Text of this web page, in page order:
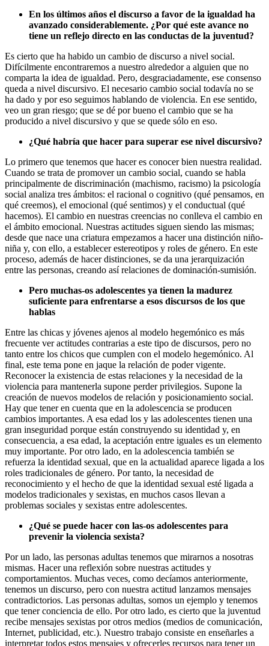
En los últimos años el discurso a favor de la igualdad ha
avanzado considerablemente. ¿Por qué este avance no
tiene un reflejo directo en las conductas de la juventud?
Es cierto que ha habido un cambio de discurso a nivel social.
Difícilmente encontraremos a nuestro alrededor a alguien que no
comparta la idea de igualdad. Pero, desgraciadamente, ese consenso
queda a nivel discursivo. El necesario cambio social todavía no se
ha dado y por eso seguimos hablando de violencia. En ese sentido,
veo un gran riesgo; que se dé por bueno el cambio que se ha
producido a nivel discursivo y que se quede sólo en eso.
¿Qué habría que hacer para superar ese nivel discursivo?
Lo primero que tenemos que hacer es conocer bien nuestra realidad.
Cuando se trata de promover un cambio social, cuando se habla
principalmente de discriminación (machismo, racismo) la psicología
social analiza tres ámbitos: el racional o cognitivo (qué pensamos, en
qué creemos), el emocional (qué sentimos) y el conductual (qué
hacemos). El cambio en nuestras creencias no conlleva el cambio en
el ámbito emocional. Nuestras actitudes siguen siendo las mismas;
desde que nace una criatura empezamos a hacer una distinción niño-
niña y, con ello, a establecer estereotipos y roles de género. En este
proceso, además de hacer distinciones, se da una jerarquización
entre las personas, creando así relaciones de dominación-sumisión.
Pero muchas-os adolescentes ya tienen la madurez
suficiente para enfrentarse a esos discursos de los que
hablas
Entre las chicas y jóvenes ajenos al modelo hegemónico es más
frecuente ver actitudes contrarias a este tipo de discursos, pero no
tanto entre los chicos que cumplen con el modelo hegemónico. Al
final, este tema pone en jaque la relación de poder vigente.
Reconocer la existencia de estas relaciones y la necesidad de la
violencia para mantenerla supone perder privilegios. Supone la
creación de nuevos modelos de relación y posicionamiento social.
Hay que tener en cuenta que en la adolescencia se producen
cambios importantes. A esa edad los y las adolescentes tienen una
gran inseguridad porque están construyendo su identidad y, en
consecuencia, a esa edad, la aceptación entre iguales es un elemento
muy importante. Por otro lado, en la adolescencia también se
refuerza la identidad sexual, que en la actualidad aparece ligada a los
roles tradicionales de género. Por tanto, la necesidad de
reconocimiento y el hecho de que la identidad sexual esté ligada a
modelos tradicionales y sexistas, en muchos casos llevan a
problemas sociales y sexistas entre adolescentes.
¿Qué se puede hacer con las-os adolescentes para
prevenir la violencia sexista?
Por un lado, las personas adultas tenemos que mirarnos a nosotras
mismas. Hacer una reflexión sobre nuestras actitudes y
comportamientos. Muchas veces, como decíamos anteriormente,
tenemos un discurso, pero con nuestra actitud lanzamos mensajes
contradictorios. Las personas adultas, somos un ejemplo y tenemos
que tener conciencia de ello. Por otro lado, es cierto que la juventud
recibe mensajes sexistas por otros medios (medios de comunicación,
Internet, publicidad, etc.). Nuestro trabajo consiste en enseñarles a
interpretar todos estos mensajes y ofrecerles recursos para tener un